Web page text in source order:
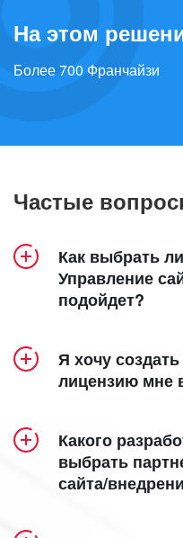
На этом
Более 700 Франчайзи
Частые
Как выбрать
Управление
подойдет?
Продукт «1С-
включает 5
Посмотрите
сравнения
представлен
Я хочу
лицензию мне
лицензиях
«Энтерпрайз».
Кроме того,
Какого
выбрать
сайта/